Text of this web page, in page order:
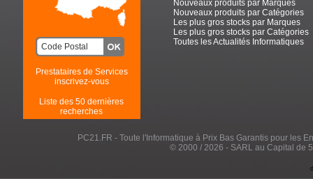
Prestataires de Services
inscrivez-vous
Liste des 50 dernières
recherches
Nouveaux produits par Marques
Nouveaux produits par Catégories
Les plus gros stocks par Marques
Les plus gros stocks par Catégories
Toutes les Actualités Informatiques
PC21.FR - Toute l'Informatique à Prix Bas Garantis pour les
© 2000 / 2026 - SARL au Capital de